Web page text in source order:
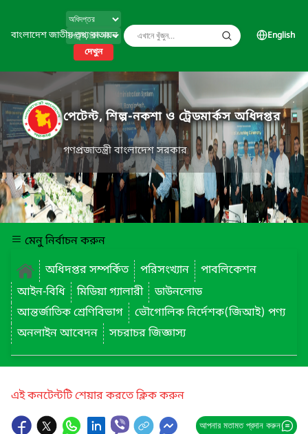
বাংলাদেশ জাতীয় তথ্য বাতায়ন
দেখুন
English
পেটেন্ট, শিল্প-নকশা ও ট্রেডমার্কস অধিদপ্তর
গণপ্রজাতন্ত্রী বাংলাদেশ সরকার
মেনু নির্বাচন করুন
অধিদপ্তর সম্পর্কিত
পরিসংখ্যান
পাবলিকেশন
আইন-বিধি
মিডিয়া গ্যালারী
ডাউনলোড
আন্তর্জাতিক শ্রেণিবিভাগ
ভৌগোলিক নির্দেশক(জিআই) পণ্য
অনলাইন আবেদন
সচরাচর জিজ্ঞাস্য
এই কনটেন্টটি শেয়ার করতে ক্লিক করুন
আপনার মতামত প্রদান করুন